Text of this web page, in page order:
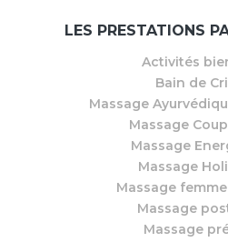
. Massages Ayurvédiques
. Soin et Rituel Rebozo
Ô Rythme des Saisons :
Cercle mixte
Célébrations Celtes et Ateliers
l’année afin de reconnecter nos
Ô Rythme de La Lune :
LES PRESTATIONS
Activités
Bain de
Massage
Massage
Massage
Massage
Massage
Massage
Massage